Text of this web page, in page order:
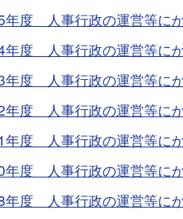
年度 人事行政の運営等に
年度 人事行政の運営等に
年度 人事行政の運営等に
年度 人事行政の運営等に
年度 人事行政の運営等に
年度 人事行政の運営等に
年度 人事行政の運営等に